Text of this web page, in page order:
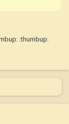
:thumbup: